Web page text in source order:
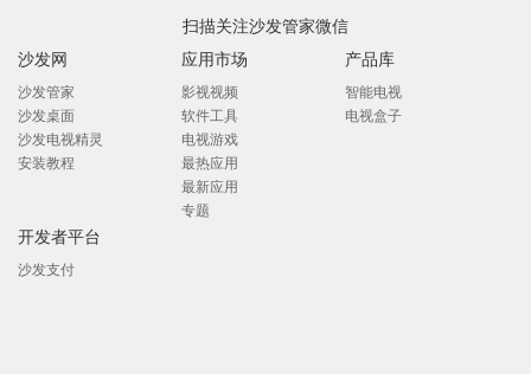
扫描关注沙发管家微信
沙发网
沙发管家
沙发桌面
沙发电视精灵
安装教程
应用市场
影视视频
软件工具
电视游戏
最热应用
最新应用
专题
产品库
智能电视
电视盒子
开发者平台
沙发支付